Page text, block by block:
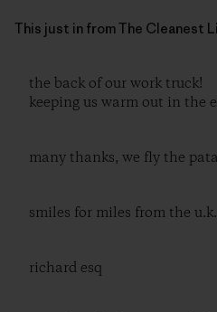
This just in from The Cleanest
the back of our work truck!
keeping us warm out in the
many thanks, we fly the
smiles for miles from the u.k.
richard esq